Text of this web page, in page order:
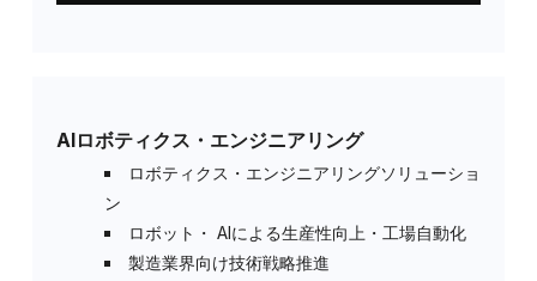
AIロボティクス・エンジニアリング
ロボティクス・エンジニアリングソリューショ
ン
ロボット・ AIによる生産性向上・工場自動化
製造業界向け技術戦略推進